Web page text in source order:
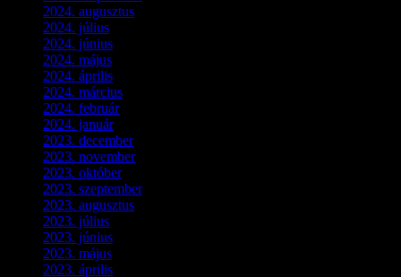
2024. augusztus
2024. július
2024. június
2024. május
2024. április
2024. március
2024. február(9)
2024. január(3)
2023. december(1)
2023. november(1)
2023. október(5)
2023. szeptember(3)
2023. augusztus
2023. július
2023. június
2023. május
2023. április